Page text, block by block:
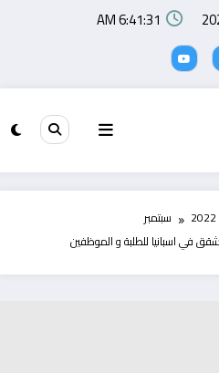
6:41:32 AM
2022
سبتمبر